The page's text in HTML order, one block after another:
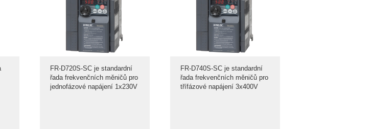
FR-D720S-SC je standardní
řada frekvenčních měničů pro
jednofázové napájení 1x230V
FR-D740S-SC je standardní
řada frekvenčních měničů pro
třífázové napájení 3x400V